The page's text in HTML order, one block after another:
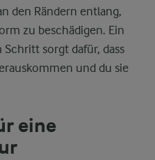
den Rändern entlang,
zu beschädigen. Ein
Schritt sorgt dafür, dass
und du sie
eine